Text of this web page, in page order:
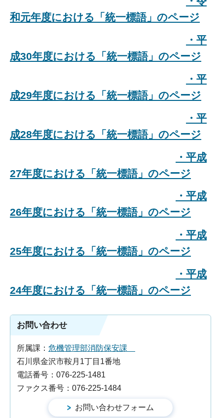
和元年度における「統一標語」のページ
・平
成30年度における「統一標語」のページ
・平
成29年度における「統一標語」のページ
・平
成28年度における「統一標語」のページ
・平成
27年度における「統一標語」のページ
・平成
26年度における「統一標語」のページ
・平成
25年度における「統一標語」のページ
・平成
24年度における「統一標語」のページ
お問い合わせ
所属課： 危機管理部消防保安課
石川県金沢市鞍月1丁目1番地
電話番号：076-225-1481
ファクス番号：076-225-1484